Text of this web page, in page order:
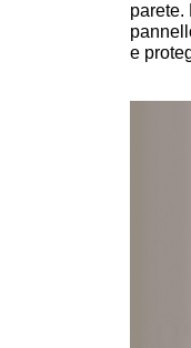
parete.
e